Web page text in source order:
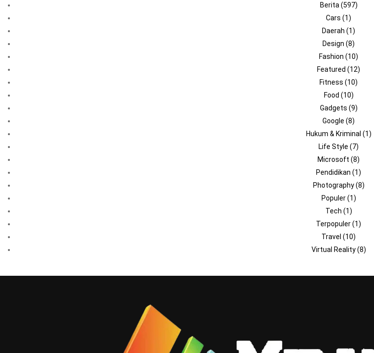
Berita (597)
Cars (1)
Daerah (1)
Design (8)
Fashion (10)
Featured (12)
Fitness (10)
Food (10)
Gadgets (9)
Google (8)
Hukum & Kriminal (1)
Life Style (7)
Microsoft (8)
Pendidikan (1)
Photography(8)
Populer(1)
Tech (1)
Terpopuler(1)
Travel (10)
Virtual Reality(8)